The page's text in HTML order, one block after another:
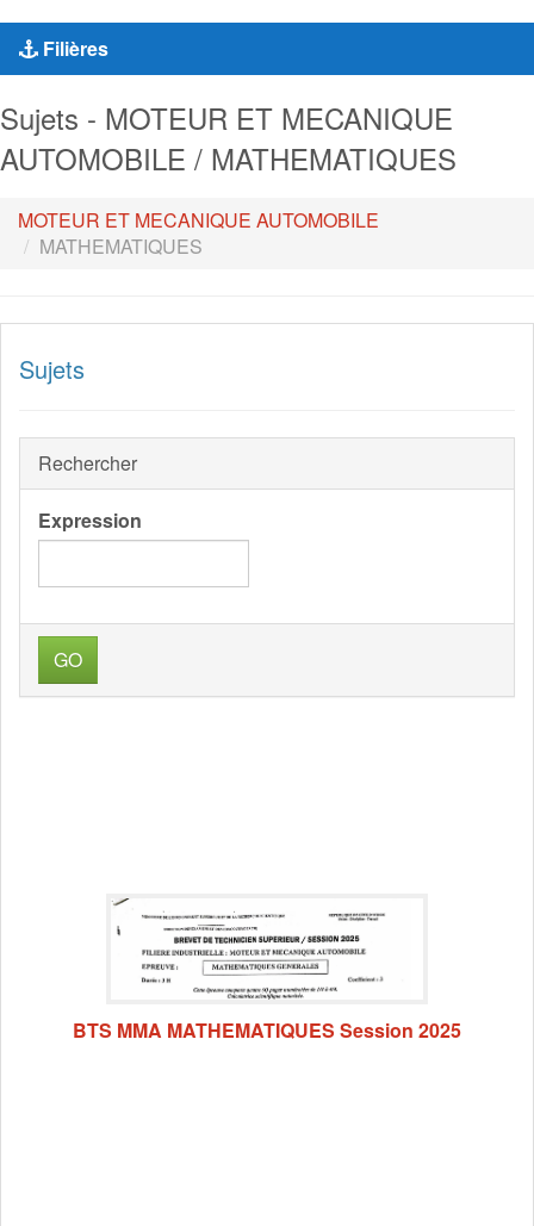
Filières
Sujets - MOTEUR ET MECANIQUE
AUTOMOBILE / MATHEMATIQUES
MOTEUR ET MECANIQUE AUTOMOBILE
MATHEMATIQUES
Sujets
Rechercher
Expression
GO
BTS MMA MATHEMATIQUES Session 2025